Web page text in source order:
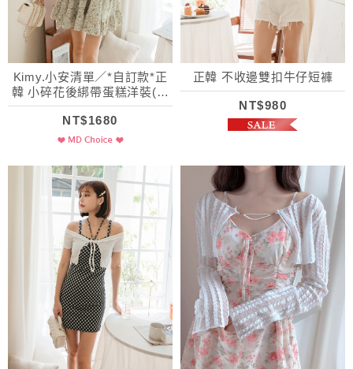
Kimy.小安清單／*自訂款*正
韓 小碎花後綁帶蛋糕洋裝(附
髮圈)
NT$1680
正韓 不收邊雙扣牛仔短褲
NT$980